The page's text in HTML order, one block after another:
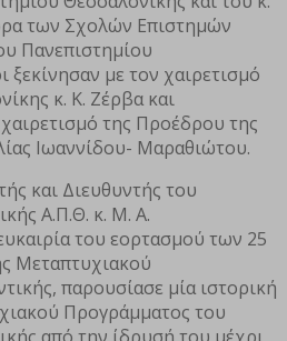
των Σχολών Επιστημών
Πανεπιστημίου
ξεκίνησαν με τον χαιρετισμό
κ. Κ. Ζέρβα και
της Προέδρου της
Ιωαννίδου- Μαραθιώτου.
και Διευθυντής του
Α.Π.Θ. κ. Μ. Α.
του εορτασμού των 25
Μεταπτυχιακού
παρουσίασε μία ιστορική
Προγράμματος του